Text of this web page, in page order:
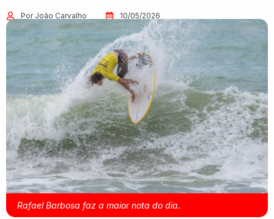
Por João Carvalho 10/05/2026
Rafael Barbosa faz a maior nota do dia.